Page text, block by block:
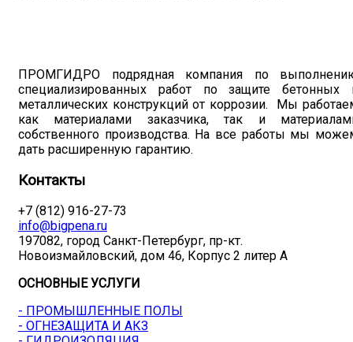
ПРОМГИДРО подрядная компания по
специализированных работ по защите бетонных
металлических конструкций от коррозии. Мы
как материалами заказчика, так и
собственного производства. На все работы мы
дать расширенную гарантию.
Контакты
+7 (812) 916-27-73
info@bigpena.ru
197082, город Санкт-Петербург, пр-кт.
Новоизмайловский, дом 46, Корпус 2 литер А
ОСНОВНЫЕ УСЛУГИ
- ПРОМЫШЛЕННЫЕ ПОЛЫ
- ОГНЕЗАЩИТА И АКЗ